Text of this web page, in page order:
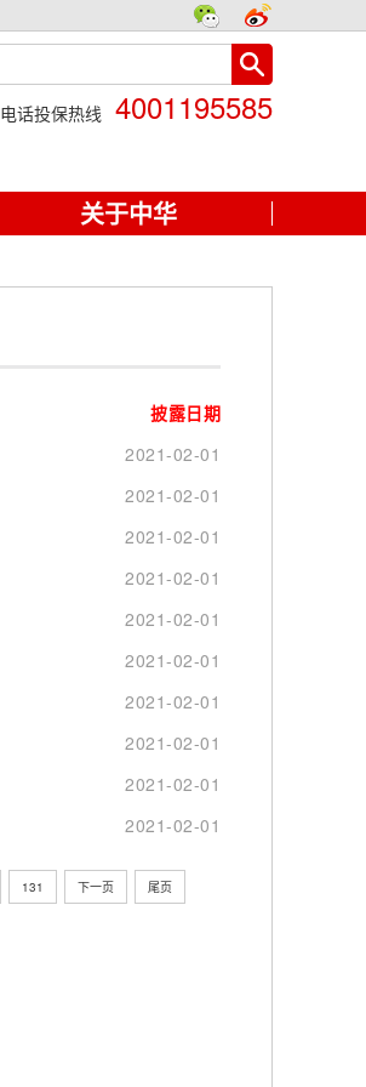
电话投保热线 4001195585
关于中华
披露日期
2021-02-01
2021-02-01
2021-02-01
2021-02-01
2021-02-01
2021-02-01
2021-02-01
2021-02-01
2021-02-01
2021-02-01
131 下一页 尾页